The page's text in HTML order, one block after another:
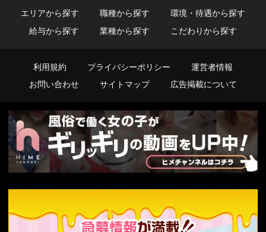
エリアから探す 職種から探す
環境・待遇から探す
給与から探す
業種から探す こだわりから探す
利用規約 プライバシーポリシー
運営者情報
お問い合わせ
サイトマップ 広告掲載について